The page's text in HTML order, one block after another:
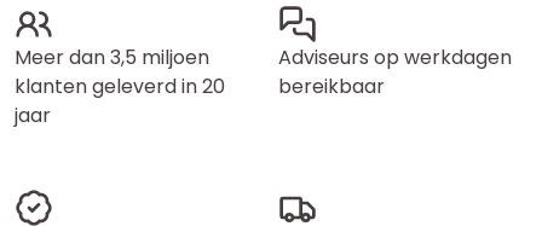
Meer dan 3,5 miljoen
klanten geleverd in 20
jaar
Adviseurs op werkdagen
bereikbaar